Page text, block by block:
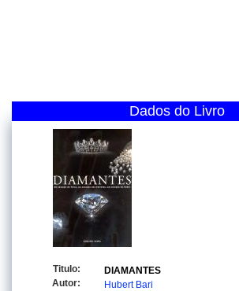
Dados do Livro
Titulo:
DIAMANTES
Autor:
Hubert Bari